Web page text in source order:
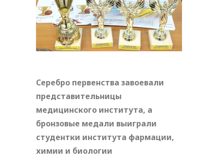
Серебро первенства завоевали
представительницы
медицинского института, а
бронзовые медали выиграли
студентки института фармации,
химии и биологии